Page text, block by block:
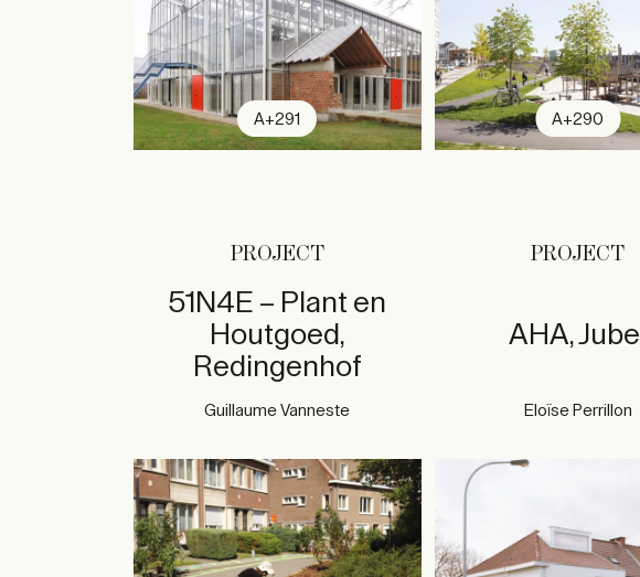
A+291 A+290
PROJECT
51N4E – Plant en
Houtgoed,
Redingenhof
Guillaume Vanneste
PROJECT
AHA, Jubel
Eloïse Perrillon